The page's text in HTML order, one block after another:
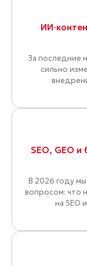
За последние
сильно
SEO, GEO
В 2026 году
вопросом: что
на SEO